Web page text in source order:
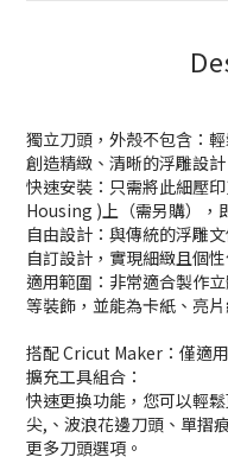
獨立刀頭，外殼不包含：
創造精緻、清晰的浮雕設計
快速安裝：只需將此細壓
Housing )上（需另購），
自由設計：與傳統的浮雕
自訂設計，實現細緻且個
適用範圍：非常適合製作
等裝飾，並能為卡紙、亮
搭配 Cricut Maker：僅適
擴充工具組合：
快速更換功能，您可以輕
尖,、波浪花邊刀頭、單摺
更多刀頭選項。